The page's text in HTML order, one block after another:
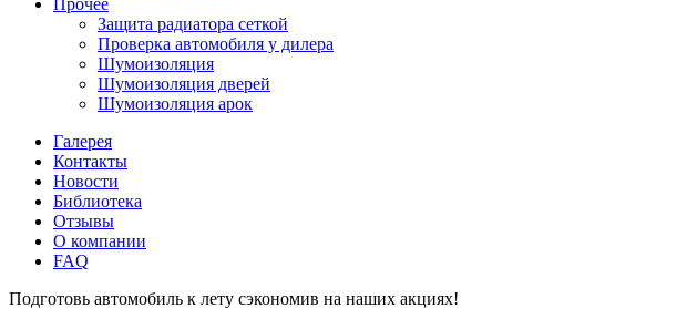
Прочее
Защита радиатора сеткой
Проверка автомобиля у дилера
Шумоизоляция
Шумоизоляция дверей
Шумоизоляция арок
Галерея
Контакты
Новости
Библиотека
Отзывы
О компании
FAQ
Подготовь автомобиль к лету сэкономив на наших акциях!